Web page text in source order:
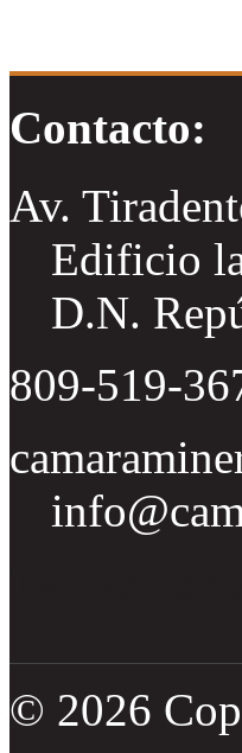
Contacto:
Av.
Edificio
D.N.
809-519-
© 2026